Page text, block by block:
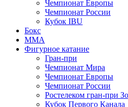
Чемпионат Европы
Чемпионат России
Кубок IBU
Бокс
MMA
Фигурное катание
Гран-при
Чемпионат Мира
Чемпионат Европы
Чемпионат России
Ростелеком гран-при
Кубок Первого Канала